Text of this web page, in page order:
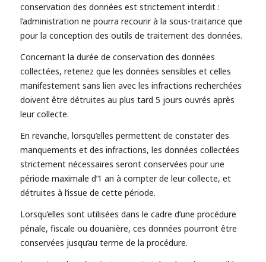
conservation des données est strictement interdit :
l’administration ne pourra recourir à la sous-traitance que
pour la conception des outils de traitement des données.
Concernant la durée de conservation des données
collectées, retenez que les données sensibles et celles
manifestement sans lien avec les infractions recherchées
doivent être détruites au plus tard 5 jours ouvrés après
leur collecte.
En revanche, lorsqu’elles permettent de constater des
manquements et des infractions, les données collectées
strictement nécessaires seront conservées pour une
période maximale d’1 an à compter de leur collecte, et
détruites à l’issue de cette période.
Lorsqu’elles sont utilisées dans le cadre d’une procédure
pénale, fiscale ou douanière, ces données pourront être
conservées jusqu’au terme de la procédure.